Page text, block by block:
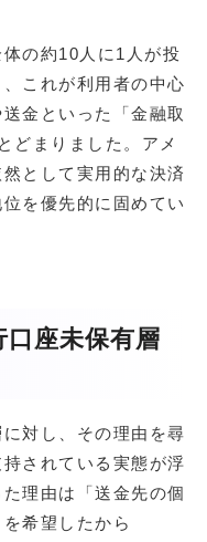
の約10人に1人が投
これが利用者の中心
金といった「金融取
どまりました。アメ
として実用的な決済
を優先的に固めてい
座未保有層
対し、その理由を尋
されている実態が浮
理由は「送金先の個
希望したから